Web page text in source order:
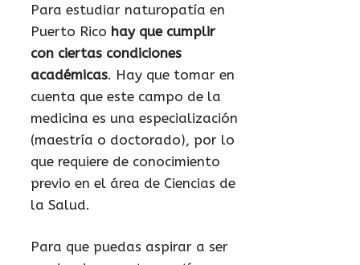
Para estudiar naturopatía en
Puerto Rico hay que cumplir
con ciertas condiciones
académicas. Hay que tomar en
cuenta que este campo de la
medicina es una especialización
(maestría o doctorado), por lo
que requiere de conocimiento
previo en el área de Ciencias de
la Salud.
Para que puedas aspirar a ser